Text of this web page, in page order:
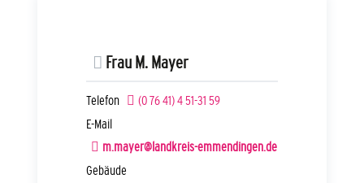
Frau M. Mayer
Telefon (07641) 451-31 59
E-Mail
m.mayer@landkreis-emmendingen.de
Gebäude